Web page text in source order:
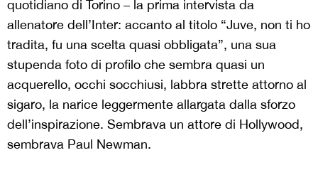
quotidiano di Torino – la prima intervista da
allenatore dell’Inter: accanto al titolo “Juve, non ti ho
tradita, fu una scelta quasi obbligata”, una sua
stupenda foto di profilo che sembra quasi un
acquerello, occhi socchiusi, labbra strette attorno al
sigaro, la narice leggermente allargata dalla sforzo
dell’inspirazione. Sembrava un attore di Hollywood,
sembrava Paul Newman.